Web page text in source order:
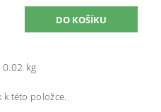
0.02 kg
k této položce.